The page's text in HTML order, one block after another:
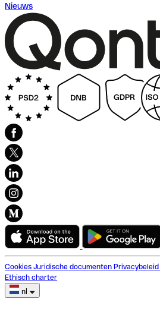
Nieuws
Cookies Juridische documenten Privacybeleid
Ethisch charter
nl